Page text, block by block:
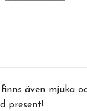
även
present!